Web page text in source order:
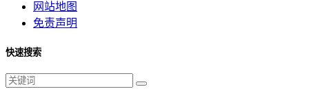
网站地图
免责声明
快速搜索